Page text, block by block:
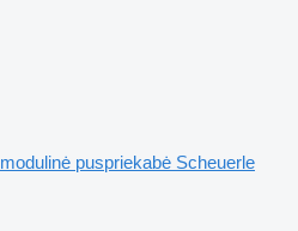
modulinė puspriekabė Scheuerle